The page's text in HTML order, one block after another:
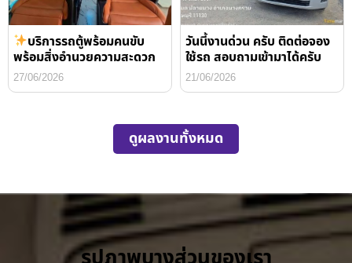
บริการรถตู้พร้อมคนขับ
พร้อมสิ่งอำนวยความสะดวก
27/06/2026
วันนี้งานด่วน ครับ ติดต่อจอง
ใช้รถ สอบถามเข้ามาได้ครับ
21/06/2026
ดูผลงานทั้งหมด